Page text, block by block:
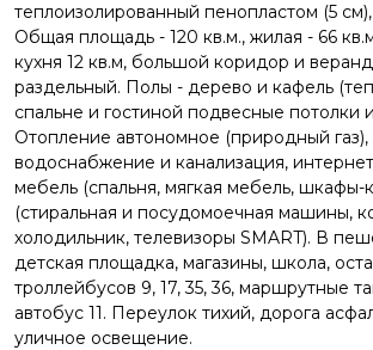
теплоизолированный пенопластом (5
Общая площадь - 120 кв.м., жилая - 66
кухня 12 кв.м, большой коридор и
раздельный. Полы - дерево и кафель
спальне и гостиной подвесные потолки
Отопление автономное (природный газ),
водоснабжение и канализация,
мебель (спальня, мягкая мебель, шкафы-
(стиральная и посудомоечная машины,
холодильник, телевизоры SMART). В
детская площадка, магазины, школа,
троллейбусов 9, 17, 35, 36, маршрутные
автобус 11. Переулок тихий, дорога
уличное освещение.